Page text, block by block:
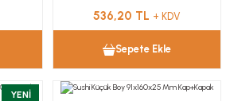
536,20 TL + KDV
Sepete Ekle
YENİ